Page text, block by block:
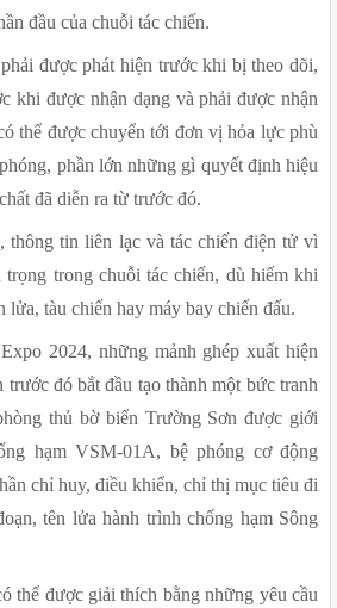
đầu của chuỗi tác chiến.
được phát hiện trước khi bị theo dõi,
khi được nhận dạng và phải được nhận
thể được chuyển tới đơn vị hỏa lực phù
phần lớn những gì quyết định hiệu
đã diễn ra từ trước đó.
thông tin liên lạc và tác chiến điện tử vì
trong chuỗi tác chiến, dù hiếm khi
lửa, tàu chiến hay máy bay chiến đấu.
2024, những mảnh ghép xuất hiện
trước đó bắt đầu tạo thành một bức tranh
thủ bờ biển Trường Sơn được giới
hạm VSM-01A, bệ phóng cơ động
chỉ huy, điều khiển, chỉ thị mục tiêu đi
tên lửa hành trình chống hạm Sông
thể được giải thích bằng những yêu cầu